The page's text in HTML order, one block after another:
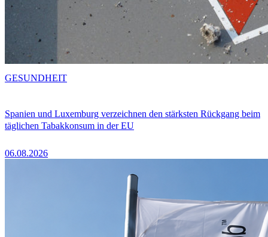
Spanien und Luxemburg verzeichnen den stärksten Rückgang beim
täglichen Tabakkonsum in der EU
06.08.2026
GESUNDHEIT